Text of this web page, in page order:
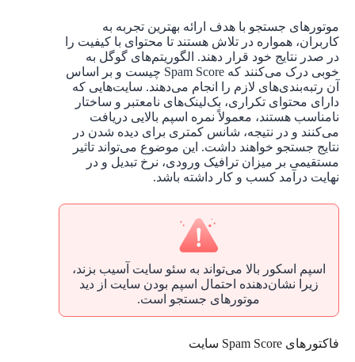
موتورهای جستجو با هدف ارائه بهترین تجربه به
کاربران، همواره در تلاش هستند تا محتوای با کیفیت را
در صدر نتایج خود قرار دهند. الگوریتم‌های گوگل به
خوبی درک می‌کنند که Spam Score چیست و بر اساس
آن رتبه‌بندی‌های لازم را انجام می‌دهند. سایت‌هایی که
دارای محتوای تکراری، بک‌لینک‌های نامعتبر و ساختار
نامناسب هستند، معمولاً نمره اسپم بالایی دریافت
می‌کنند و در نتیجه، شانس کمتری برای دیده شدن در
نتایج جستجو خواهند داشت. این موضوع می‌تواند تاثیر
مستقیمی بر میزان ترافیک ورودی، نرخ تبدیل و در
نهایت درآمد کسب و کار داشته باشد.
اسپم اسکور بالا می‌تواند به سئو سایت آسیب بزند،
زیرا نشان‌دهنده احتمال اسپم بودن سایت از دید
موتورهای جستجو است.
فاکتورهای Spam Score سایت